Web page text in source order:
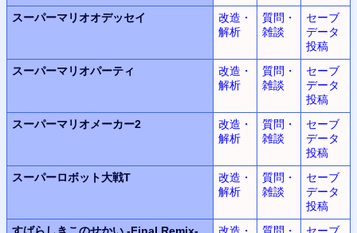
スーパーマリオオデッセイ
改造・
解析
質問・
雑談
セーブ
データ
投稿
スーパーマリオパーティ
改造・
解析
質問・
雑談
セーブ
データ
投稿
スーパーマリオメーカー2
改造・
解析
質問・
雑談
セーブ
データ
投稿
スーパーロボット大戦T
改造・
解析
質問・
雑談
セーブ
データ
投稿
すばらしきこのせかい -Final Remix-
改造・
質問・
セーブ